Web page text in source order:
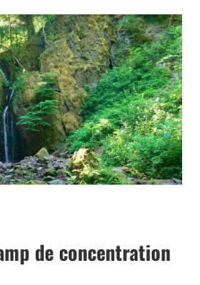
de concentration